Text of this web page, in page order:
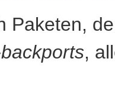
Paketen,
,